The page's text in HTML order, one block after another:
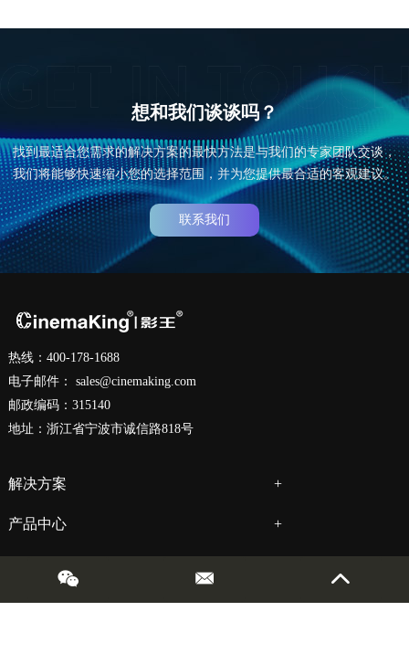
想和我们谈谈吗？
找到最适合您需求的解决方案的最快方法是与我们的专家团队交谈，
我们将能够快速缩小您的选择范围，并为您提供最合适的客观建议。
联系我们
热线：400-178-1688
电子邮件： sales@cinemaking.com
邮政编码：315140
地址：浙江省宁波市诚信路818号
解决方案
产品中心
服务